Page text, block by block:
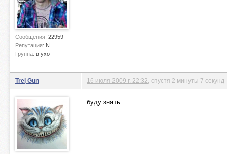
Сообщения: 22959
Репутация: N
Группа: в ухо
Trej Gun 16 июля 2009 г. 22:32 , спустя 2 минуты 7 секунд
буду знать